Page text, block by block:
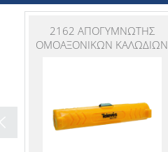
2162 ΑΠΟΓΥΜΝΩΤΗΣ
ΟΜΟΑΞΟΝΙΚΩΝ ΚΑΛΩΔΙΩΝ